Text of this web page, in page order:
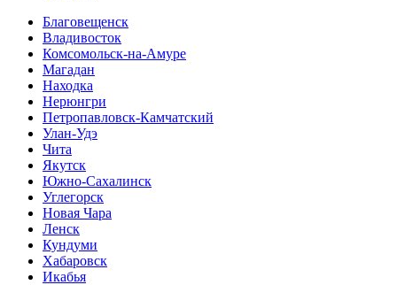
Благовещенск
Владивосток
Комсомольск-на-Амуре
Магадан
Находка
Нерюнгри
Петропавловск-Камчатский
Улан-Удэ
Чита
Якутск
Южно-Сахалинск
Углегорск
Новая Чара
Ленск
Кундуми
Хабаровск
Икабья